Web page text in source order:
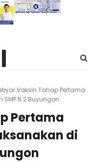
Vaksin Tahap Pertama
N 2 Buyungon
Pertama
di